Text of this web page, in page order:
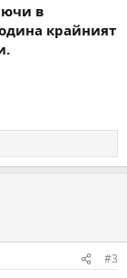
в
крайният
#3